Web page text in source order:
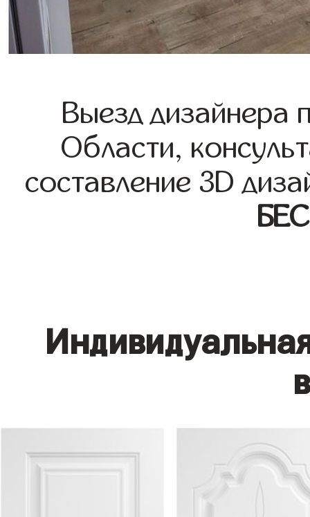
Выезд дизайнера
Области,
составление 3D